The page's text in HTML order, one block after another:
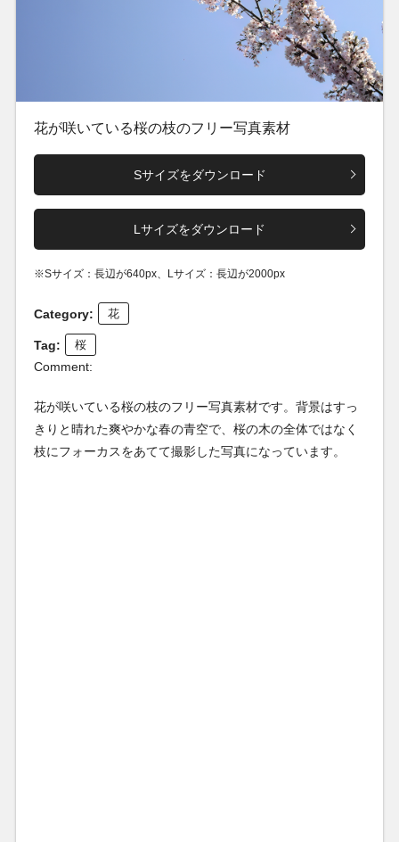
花が咲いている桜の枝のフリー写真素材
Sサイズをダウンロード
Lサイズをダウンロード
※Sサイズ：長辺が640px、Lサイズ：長辺が2000px
Category: 花
Tag: 桜
Comment:
花が咲いている桜の枝のフリー写真素材です。背景はすっ
きりと晴れた爽やかな春の青空で、桜の木の全体ではなく
枝にフォーカスをあてて撮影した写真になっています。